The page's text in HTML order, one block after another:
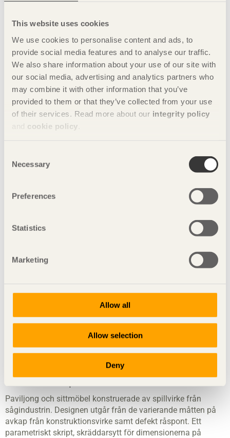
This website uses cookies
We use cookies to personalise content and ads, to
provide social media features and to analyse our traffic.
We also share information about your use of our site with
our social media, advertising and analytics partners who
may combine it with other information that you’ve
provided to them or that they’ve collected from your use
of their services. Read more about our integrity policy
and cookie policy
Selection
Necessary
Preferences
Statistics
Marketing
Allow all
Allow selection
Deny
upptäckt och utsikt över det levande omkring oss.
Instagram:juliabiancosommerocherixonarkitektur
Leopold Pretzel & Klara Bolin - The Site of a
Lighthouse
Vi undersöker hur småskaliga arkitektoniska tillägg kan ge
nytt liv åt kulturarv. Genom djupgående studier av
Islandsbergs gamla fyrplats i Bohuslän har vi utvecklat ett
förslag där vandringsled, små byggnader och landskapsvård
samspelar. Projektet belyser i sin helhet platsens ekologiska
berättelsen medan fysiska modeller visar hantverk och
Instagram:bolinarkitektur
Louise Möller & Johan Stenbeck - Gröna
Huset
undersöker material, konstruktion och själva byggandets
byggmetoder – med fokus på materialens taktila, tekniska
Instagram:
Oskar Nesset Mattsson, Benjamin Björksell,
Daga Karlsson, Hanna Bergqvist och Helge
Berntsson - Spill till Stomme
Paviljong och sittmöbel konstruerade av spillvirke från
sågindustrin. Designen utgår från de varierande måtten på
avkap från konstruktionsvirke samt defekt råspont. Ett
parametriskt skript, skräddarsytt för dimensionerna på